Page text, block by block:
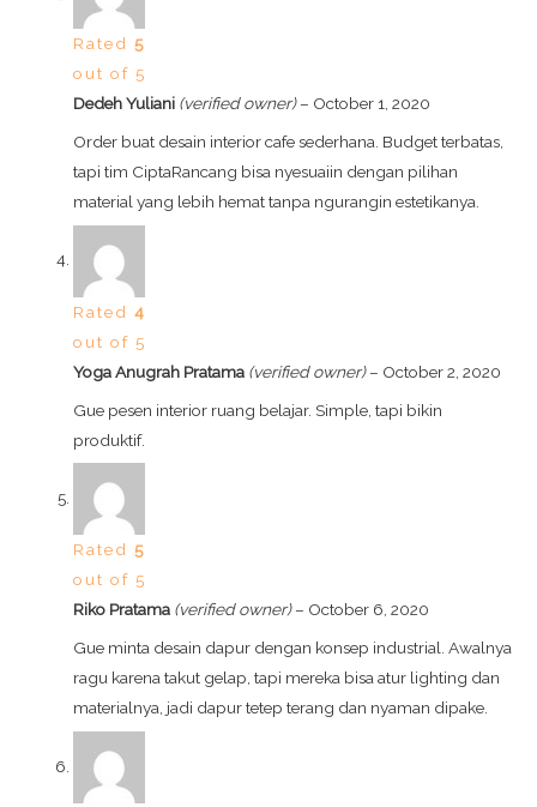
Rated5
out of 5
Dedeh Yuliani (verified owner) – October 1, 2020
Order buat desain interior cafe sederhana. Budget terbatas,
tapi tim CiptaRancang bisa nyesuaiin dengan pilihan
material yang lebih hemat tanpa ngurangin estetikanya.
Rated4
out of 5
Yoga Anugrah Pratama (verified owner) – October 2, 2020
Gue pesen interior ruang belajar. Simple, tapi bikin
produktif.
Rated5
out of 5
Riko Pratama (verified owner) – October 6, 2020
Gue minta desain dapur dengan konsep industrial. Awalnya
ragu karena takut gelap, tapi mereka bisa atur lighting dan
materialnya, jadi dapur tetep terang dan nyaman dipake.